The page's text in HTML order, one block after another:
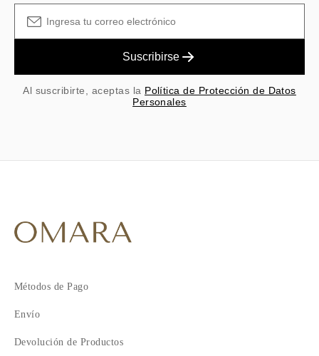
Suscribirse
Al suscribirte, aceptas la Política de Protección de Datos
Personales
Métodos de Pago
Envío
Devolución de Productos